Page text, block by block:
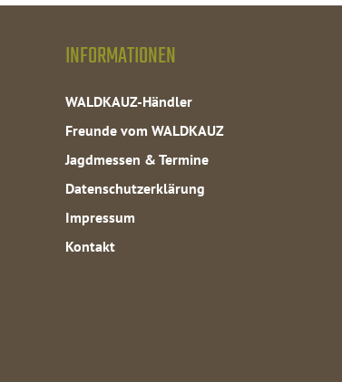
INFORMATIONEN
WALDKAUZ-Händler
Freunde vom WALDKAUZ
Jagdmessen & Termine
Datenschutzerklärung
Impressum
Kontakt